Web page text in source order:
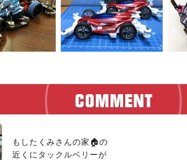
もしたくみさんの家🏠の
近くにタックルベリーが